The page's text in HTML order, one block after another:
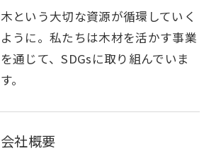
木という大切な資源が循環していく
ように。私たちは木材を活かす事業
を通じて、SDGsに取り組んでいま
す。
会社概要